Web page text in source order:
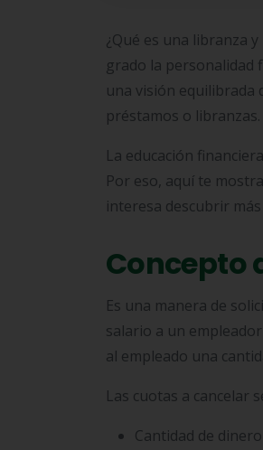
¿Qué es una libranza
grado la personalidad
una visión equilibrada
préstamos o libranzas.
La educación
Por eso, aquí te
interesa descubrir
Concepto
Es una manera de
salario a un
al empleado una
Las cuotas a cancelar
Cantidad de